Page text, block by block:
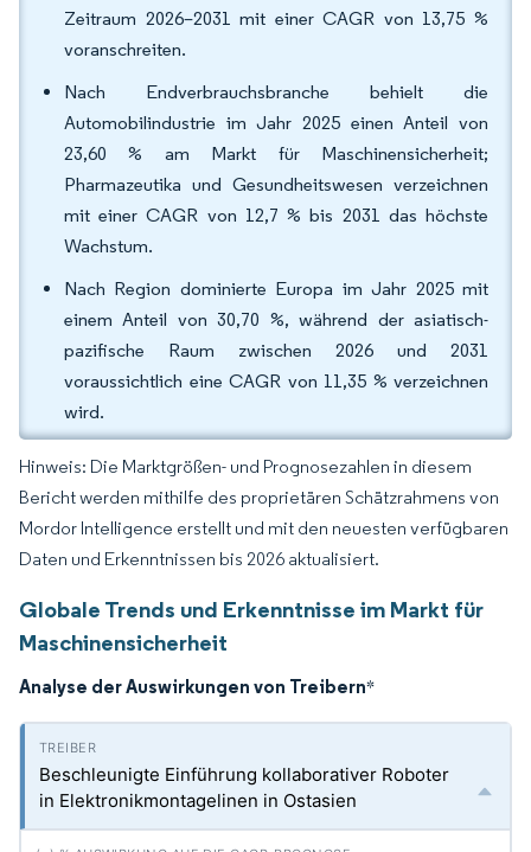
Zeitraum 2026–2031 mit einer CAGR von 13,75 %
voranschreiten.
Nach Endverbrauchsbranche behielt die
Automobilindustrie im Jahr 2025 einen Anteil von
23,60 % am Markt für Maschinensicherheit;
Pharmazeutika und Gesundheitswesen verzeichnen
mit einer CAGR von 12,7 % bis 2031 das höchste
Wachstum.
Nach Region dominierte Europa im Jahr 2025 mit
einem Anteil von 30,70 %, während der asiatisch-
pazifische Raum zwischen 2026 und 2031
voraussichtlich eine CAGR von 11,35 % verzeichnen
wird.
Hinweis: Die Marktgrößen- und Prognosezahlen in diesem
Bericht werden mithilfe des proprietären Schätzrahmens von
Mordor Intelligence erstellt und mit den neuesten verfügbaren
Daten und Erkenntnissen bis 2026 aktualisiert.
Globale Trends und Erkenntnisse im Markt für
Maschinensicherheit
Analyse der Auswirkungen von Treibern*
Beschleunigte Einführung kollaborativer Roboter
in Elektronikmontagelinen in Ostasien